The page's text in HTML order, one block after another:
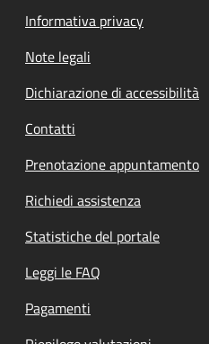
Informativa privacy
Note legali
Dichiarazione di accessibilità
Contatti
Prenotazione appuntamento
Richiedi assistenza
Statistiche del portale
Leggi le FAQ
Pagamenti